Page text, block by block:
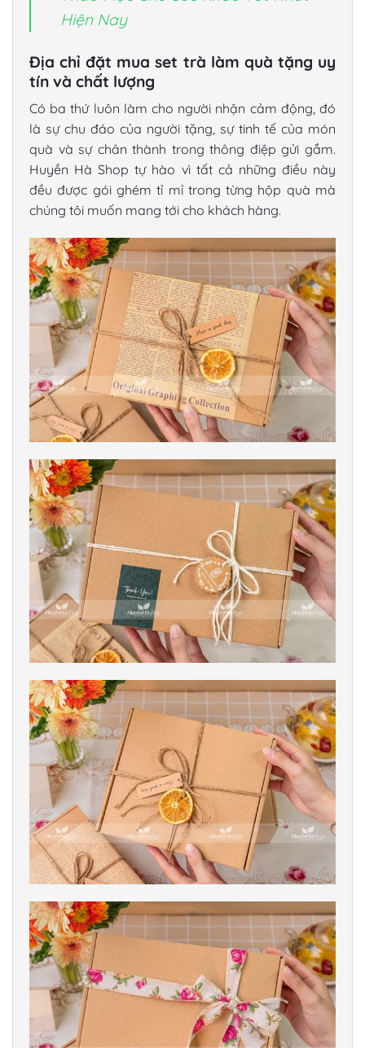
Hiện Nay
Địa chỉ đặt mua set trà làm quà tặng uy
tín và chất lượng
Có ba thứ luôn làm cho người nhận cảm động, đó
là sự chu đáo của người tặng, sự tinh tế của món
quà và sự chân thành trong thông điệp gửi gắm.
Huyền Hà Shop tự hào vì tất cả những điều này
đều được gói ghém tỉ mỉ trong từng hộp quà mà
chúng tôi muốn mang tới cho khách hàng.